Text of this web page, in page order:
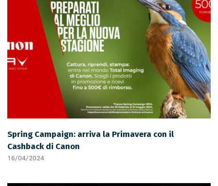
Spring Campaign: arriva la Primavera con il
Cashback di Canon
16/04/2024